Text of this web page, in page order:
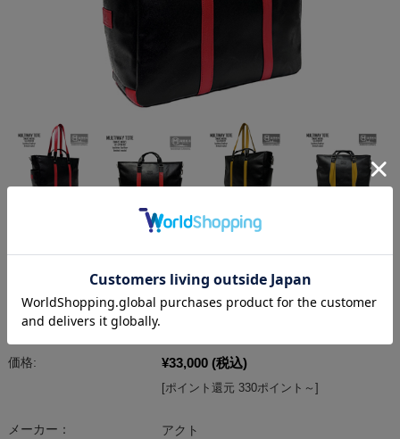
ＳＦ－０７０１ MULTIWAY TOTE SMART MODEL
／ マルチウェイトート スマート／柏レザーコラボレ
ーションモデル
価格: ¥33,000 (税込)
[ポイント還元 330ポイント～]
メーカー：
アクト